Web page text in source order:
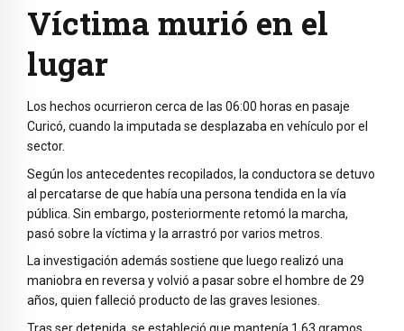
Víctima murió en el
lugar
Los hechos ocurrieron cerca de las 06:00 horas en pasaje
Curicó, cuando la imputada se desplazaba en vehículo por el
sector.
Según los antecedentes recopilados, la conductora se detuvo
al percatarse de que había una persona tendida en la vía
pública. Sin embargo, posteriormente retomó la marcha,
pasó sobre la víctima y la arrastró por varios metros.
La investigación además sostiene que luego realizó una
maniobra en reversa y volvió a pasar sobre el hombre de 29
años, quien falleció producto de las graves lesiones.